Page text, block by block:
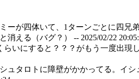
ーが四体いて、1ターンごとに四
消える（バグ？） -- 2025/02/22
いにすると？？？がもう一度出
ュタロトに障壁がかかってる。イ